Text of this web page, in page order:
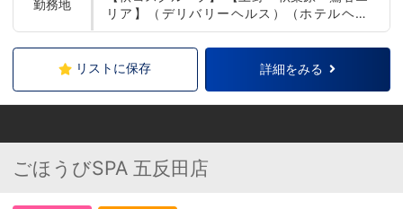
勤務地
リア】（デリバリーヘルス）（ホテルヘル
ス） 【品川・五反田エリア】（デリバリーヘ
ルス） 【小岩・錦糸町エリア】（店舗型ヘル
ス）（デリバリーヘルス） 【西川口エリア】
人の希望に沿わない店舗異動や頻繁な店舗異
リストに保存 詳細をみる
ごほうびSPA 五反田店